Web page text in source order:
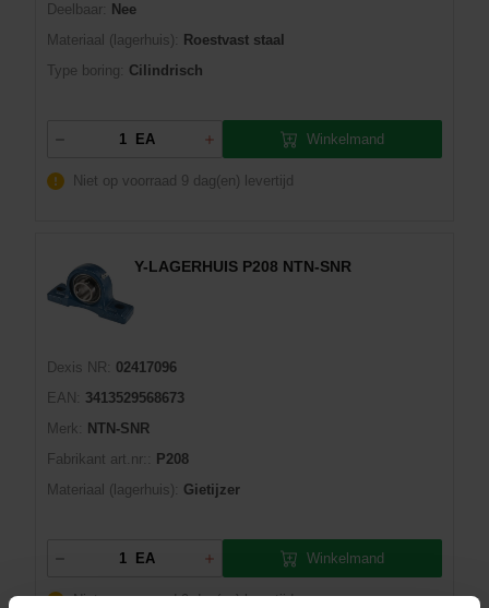
Deelbaar:
Nee
Materiaal (lagerhuis):
Roestvast staal
Type boring:
Cilindrisch
EA Winkelmand
Niet op voorraad 9 dag(en) levertijd
Y-LAGERHUIS P208 NTN-SNR
Dexis NR:
02417096
EAN:
3413529568673
Merk:
NTN-SNR
Fabrikant art.nr::
P208
Materiaal (lagerhuis):
Gietijzer
EA Winkelmand
Niet op voorraad 9 dag(en) levertijd